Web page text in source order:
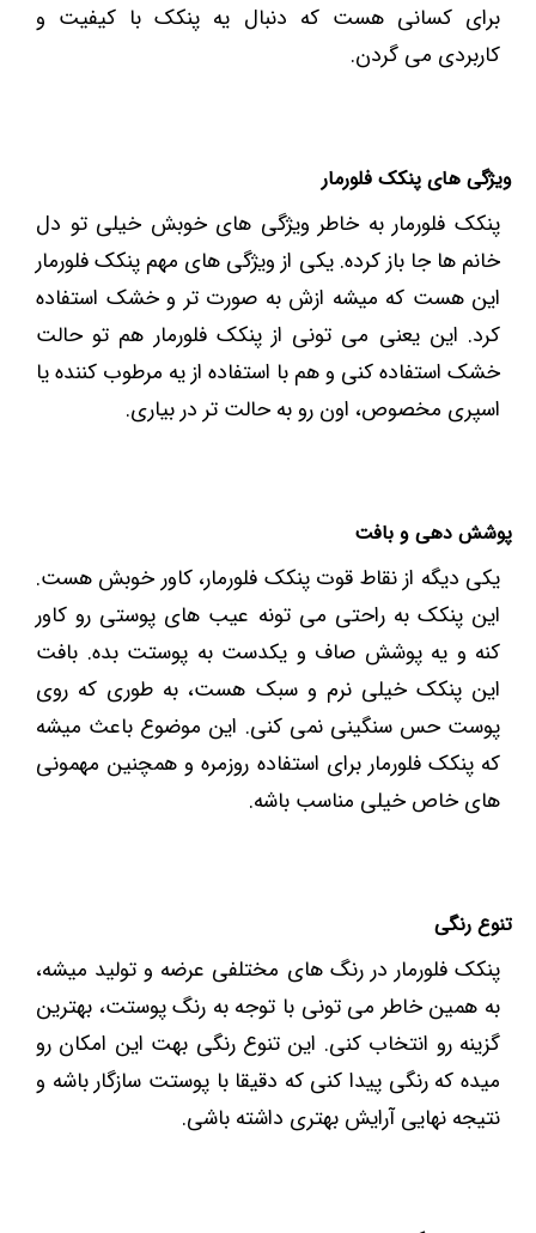
برای کسانی هست که دنبال یه پنکک با کیفیت و
کاربردی می ‌گردن.
ویژگی‌ های پنکک فلورمار
پنکک فلورمار به خاطر ویژگی ‌های خوبش خیلی تو دل
خانم ‌ها جا باز کرده. یکی از ویژگی ‌های مهم پنکک فلورمار
این هست که میشه ازش به صورت تر و خشک استفاده
کرد. این یعنی می ‌تونی از پنکک فلورمار هم تو حالت
خشک استفاده کنی و هم با استفاده از یه مرطوب‌ کننده یا
اسپری مخصوص، اون رو به حالت تر در بیاری.
پوشش ‌دهی و بافت
یکی دیگه از نقاط قوت پنکک فلورمار، کاور خوبش هست.
این پنکک به راحتی می ‌تونه عیب های پوستی رو کاور
کنه و یه پوشش صاف و یکدست به پوستت بده. بافت
این پنکک خیلی نرم و سبک هست، به طوری که روی
پوست حس سنگینی نمی ‌کنی. این موضوع باعث میشه
که پنکک فلورمار برای استفاده روزمره و همچنین مهمونی
‌های خاص خیلی مناسب باشه.
تنوع رنگی
پنکک فلورمار در رنگ‌ های مختلفی عرضه و تولید میشه،
به همین خاطر می ‌تونی با توجه به رنگ پوستت، بهترین
گزینه رو انتخاب کنی. این تنوع رنگی بهت این امکان رو
میده که رنگی پیدا کنی که دقیقا با پوستت سازگار باشه و
نتیجه نهایی آرایش بهتری داشته باشی.